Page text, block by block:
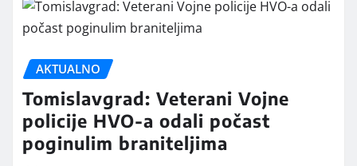
AKTUALNO
Tomislavgrad: Veterani Vojne
policije HVO-a odali počast
poginulim braniteljima